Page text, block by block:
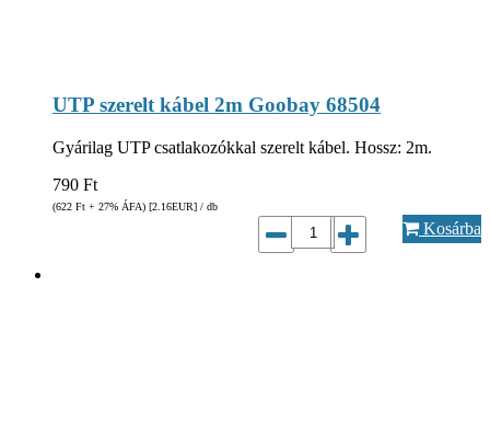
UTP szerelt kábel 2m Goobay 68504
Gyárilag UTP csatlakozókkal szerelt kábel. Hossz: 2m.
790 Ft
(622 Ft + 27% ÁFA) [2.16EUR] / db
Kosárba